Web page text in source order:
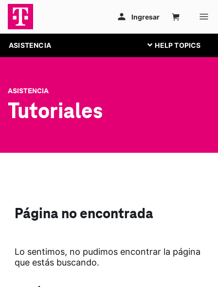
ASISTENCIA
ASISTENCIA
Tutoriales